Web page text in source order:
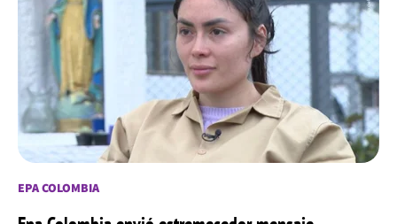
EPA COLOMBIA